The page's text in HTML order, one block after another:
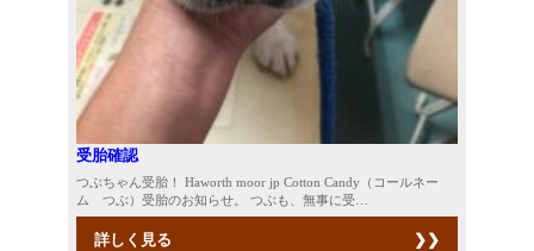
受胎確認
つぶちゃん受胎！ Haworth moor jp Cotton Candy（コールネー
ム つぶ）受胎のお知らせ。 つぶも、無事に受…
詳しく見る